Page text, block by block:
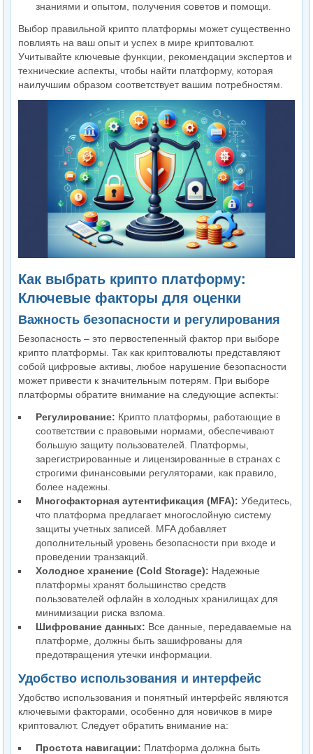
знаниями и опытом, получения советов и помощи.
Выбор правильной крипто платформы может существенно
повлиять на ваш опыт и успех в мире криптовалют.
Учитывайте ключевые функции, рекомендации экспертов и
технические аспекты, чтобы найти платформу, которая
наилучшим образом соответствует вашим потребностям.
Как выбрать крипто платформу:
Ключевые факторы для оценки
Важность безопасности и регулирования
Безопасность – это первостепенный фактор при выборе
крипто платформы. Так как криптовалюты представляют
собой цифровые активы, любое нарушение безопасности
может привести к значительным потерям. При выборе
платформы обратите внимание на следующие аспекты:
Регулирование: Крипто платформы, работающие в
соответствии с правовыми нормами, обеспечивают
большую защиту пользователей. Платформы,
зарегистрированные и лицензированные в странах с
строгими финансовыми регуляторами, как правило,
более надежны.
Многофакторная аутентификация (MFA): Убедитесь,
что платформа предлагает многослойную систему
защиты учетных записей. MFA добавляет
дополнительный уровень безопасности при входе и
проведении транзакций.
Холодное хранение (Cold Storage): Надежные
платформы хранят большинство средств
пользователей офлайн в холодных хранилищах для
минимизации риска взлома.
Шифрование данных: Все данные, передаваемые на
платформе, должны быть зашифрованы для
предотвращения утечки информации.
Удобство использования и интерфейс
Удобство использования и понятный интерфейс являются
ключевыми факторами, особенно для новичков в мире
криптовалют. Следует обратить внимание на:
Простота навигации: Платформа должна быть